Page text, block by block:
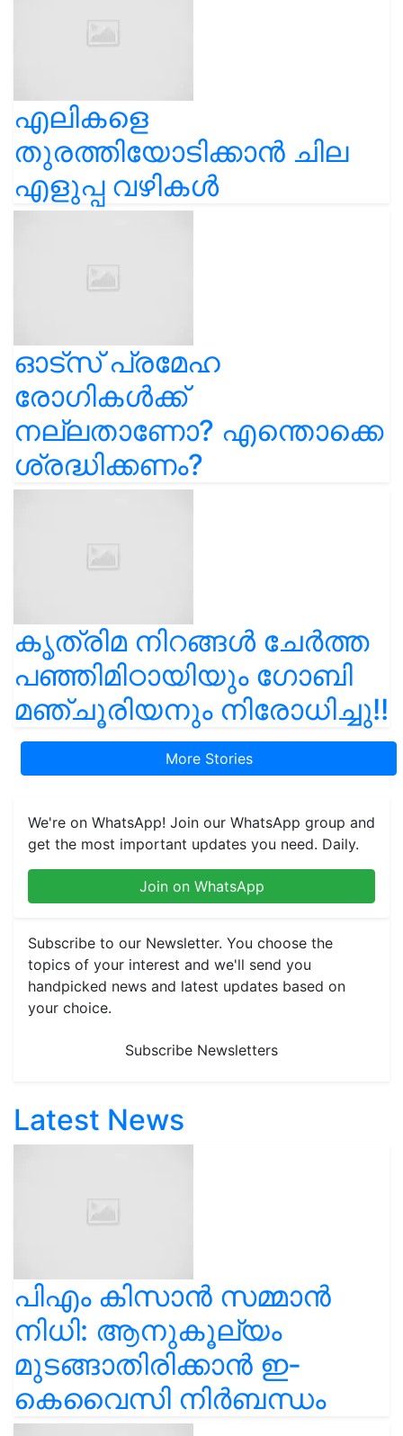
എലികളെ
തുരത്തിയോടിക്കാൻ ചില
എളുപ്പ വഴികൾ
ഓട്സ് പ്രമേഹ
രോഗികൾക്ക്
നല്ലതാണോ? എന്തൊക്കെ
ശ്രദ്ധിക്കണം?
കൃത്രിമ നിറങ്ങൾ ചേർത്ത
പഞ്ഞിമിഠായിയും ഗോബി
മഞ്ചൂരിയനും നിരോധിച്ചു!!
More Stories
We're on WhatsApp! Join our WhatsApp group and
get the most important updates you need. Daily.
Join on WhatsApp
Subscribe to our Newsletter. You choose the
topics of your interest and we'll send you
handpicked news and latest updates based on
your choice.
Subscribe Newsletters
Latest News
പിഎം കിസാൻ സമ്മാൻ
നിധി: ആനുകൂല്യം
മുടങ്ങാതിരിക്കാൻ ഇ-
കെവൈസി നിർബന്ധം